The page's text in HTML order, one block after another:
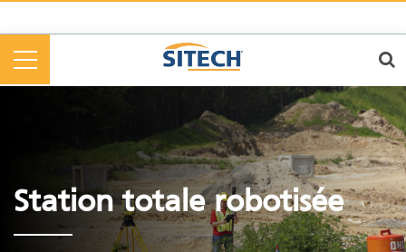
Station totale robotisée